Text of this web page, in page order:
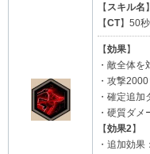
【 スキル名
【CT】50秒
【効果】
・敵全体
・攻撃
・確定追
・硬質ダメ
【効果2 】
・追加効